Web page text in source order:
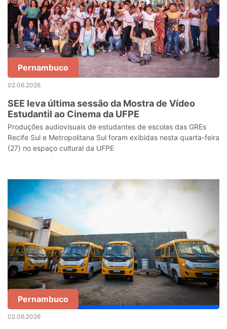
Pernambuco
02.06.2026
SEE leva última sessão da Mostra de Vídeo
Estudantil ao Cinema da UFPE
Produções audiovisuais de estudantes de escolas das GREs
Recife Sul e Metropolitana Sul foram exibidas nesta quarta-feira
(27) no espaço cultural da UFPE
Pernambuco
02.06.2026